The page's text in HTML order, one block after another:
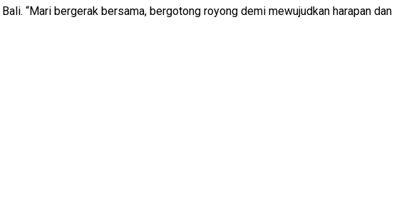
“Mari bergerak bersama, bergotong royong demi mewujudkan harapan dan